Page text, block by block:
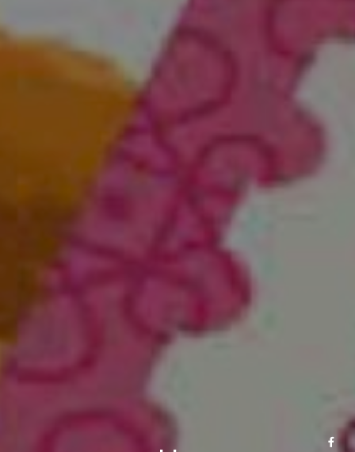
Somos
la mejoropción de
tu negocio